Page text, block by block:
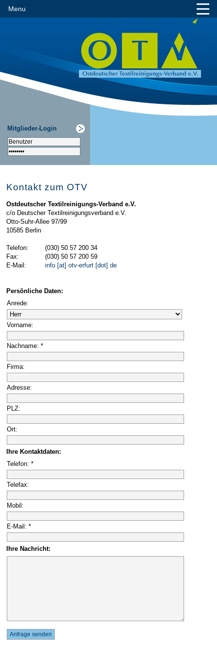
Menu
Mitglieder-Login
Kontakt zum OTV
Ostdeutscher Textilreinigungs-Verband e.V.
c/o Deutscher Textilreinigungsverband e.V.
Otto-Suhr-Allee 97/99
10585 Berlin
Telefon:
(030) 50 57 200 34
Fax:
(030) 50 57 200 59
E-Mail:
info [at] otv-erfurt [dot] de
Persönliche Daten:
Anrede:
Vorname:
Nachname: *
Firma:
Adresse:
PLZ:
Ort:
Ihre Kontaktdaten:
Telefon: *
Telefax:
Mobil:
E-Mail: *
Ihre Nachricht: